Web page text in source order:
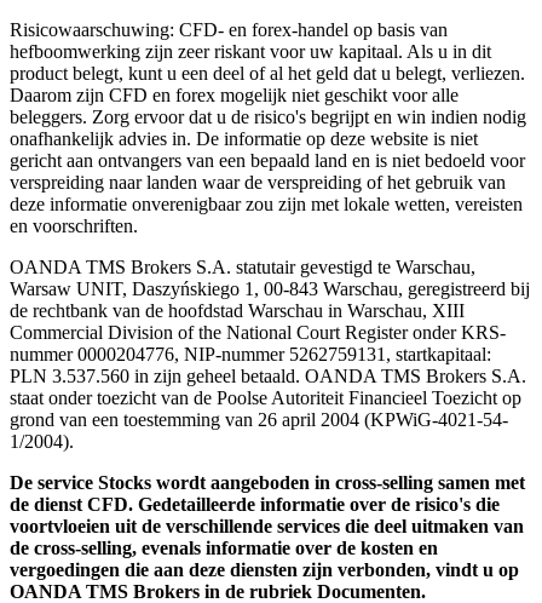
Risicowaarschuwing: CFD- en forex-handel op basis van
hefboomwerking zijn zeer riskant voor uw kapitaal. Als u in dit
product belegt, kunt u een deel of al het geld dat u belegt, verliezen.
Daarom zijn CFD en forex mogelijk niet geschikt voor alle
beleggers. Zorg ervoor dat u de risico's begrijpt en win indien nodig
onafhankelijk advies in. De informatie op deze website is niet
gericht aan ontvangers van een bepaald land en is niet bedoeld voor
verspreiding naar landen waar de verspreiding of het gebruik van
deze informatie onverenigbaar zou zijn met lokale wetten, vereisten
en voorschriften.
OANDA TMS Brokers S.A. statutair gevestigd te Warschau,
Warsaw UNIT, Daszyńskiego 1, 00-843 Warschau, geregistreerd bij
de rechtbank van de hoofdstad Warschau in Warschau, XIII
Commercial Division of the National Court Register onder KRS-
nummer 0000204776, NIP-nummer 5262759131, startkapitaal:
PLN 3.537.560 in zijn geheel betaald. OANDA TMS Brokers S.A.
staat onder toezicht van de Poolse Autoriteit Financieel Toezicht op
grond van een toestemming van 26 april 2004 (KPWiG-4021-54-
1/2004).
De service Stocks wordt aangeboden in cross-selling samen met
de dienst CFD. Gedetailleerde informatie over de risico's die
voortvloeien uit de verschillende services die deel uitmaken van
de cross-selling, evenals informatie over de kosten en
vergoedingen die aan deze diensten zijn verbonden, vindt u op
OANDA TMS Brokers in de rubriek Documenten.